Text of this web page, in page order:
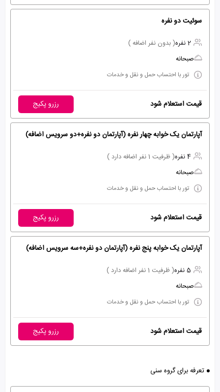
سوئیت دو نفره
2 نفره
( بدون نفر اضافه )
صبحانه
تور با احتساب حمل و نقل و خدمات
قیمت استعلام شود رزرو پکیج
آپارتمان یک خوابه چهار نفره (آپارتمان دو نفره+دو سرویس اضافه)
4 نفره
( ظرفیت 1 نفر اضافه دارد )
صبحانه
تور با احتساب حمل و نقل و خدمات
قیمت استعلام شود رزرو پکیج
آپارتمان یک خوابه پنج نفره (آپارتمان دو نفره+سه سرویس اضافه)
5 نفره
( ظرفیت 1 نفر اضافه دارد )
صبحانه
تور با احتساب حمل و نقل و خدمات
قیمت استعلام شود رزرو پکیج
تعرفه برای گروه سنی